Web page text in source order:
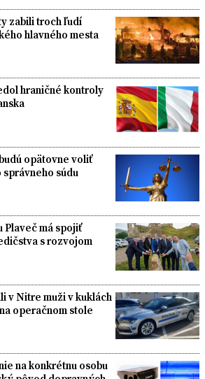
zabili troch ľudí
hlavného mesta
hraničné kontroly
opätovne voliť
súdu
Plaveč má spojiť
s rozvojom
v Nitre muži v kuklách
operačnom stole
na konkrétnu osobu